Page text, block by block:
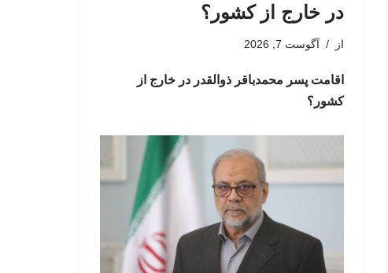
در خارج از کشور؟
از آگوست 7, 2026
اقامت پسر محمدباقر ذوالقدر در خارج از
کشور؟